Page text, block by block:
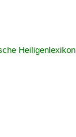
Heiligenlexikon